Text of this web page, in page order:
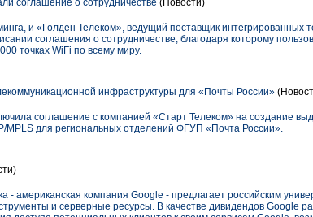
соглашение о сотрудничестве (Новости)
и «Голден Телеком», ведущий поставщик интегрированных
соглашения о сотрудничестве, благодаря которому
точках WiFi по всему миру.
инфраструктуры для «Почты России»
соглашение с компанией «Старт Телеком» на создание
MPLS для региональных отделений ФГУП «Почта России».
- американская компания Google - предлагает российским
и серверные ресурсы. В качестве дивидендов Google